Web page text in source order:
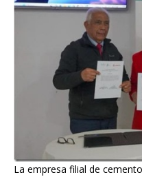
La empresa filial de